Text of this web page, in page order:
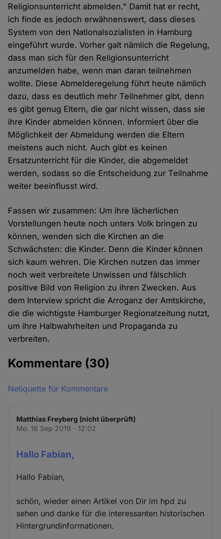
Religionsunterricht abmelden." Damit hat er recht,
ich finde es jedoch erwähnenswert, dass dieses
System von den Nationalsozialisten in Hamburg
eingeführt wurde. Vorher galt nämlich die Regelung,
dass man sich für den Religionsunterricht
anzumelden habe, wenn man daran teilnehmen
wollte. Diese Abmelderegelung führt heute nämlich
dazu, dass es deutlich mehr Teilnehmer gibt, denn
es gibt genug Eltern, die gar nicht wissen, dass sie
ihre Kinder abmelden können. Informiert über die
Möglichkeit der Abmeldung werden die Eltern
meistens auch nicht. Auch gibt es keinen
Ersatzunterricht für die Kinder, die abgemeldet
werden, sodass so die Entscheidung zur Teilnahme
weiter beeinflusst wird.
Fassen wir zusammen: Um ihre lächerlichen
Vorstellungen heute noch unters Volk bringen zu
können, wenden sich die Kirchen an die
Schwächsten: die Kinder. Denn die Kinder können
sich kaum wehren. Die Kirchen nutzen das immer
noch weit verbreitete Unwissen und fälschlich
positive Bild von Religion zu ihren Zwecken. Aus
dem Interview spricht die Arroganz der Amtskirche,
die die wichtigste Hamburger Regionalzeitung nutzt,
um ihre Halbwahrheiten und Propaganda zu
verbreiten.
Kommentare (30)
Netiquette für Kommentare
Matthias Freyberg (nicht überprüft)
Mo. 16 Sep 2019 - 12:02
Hallo Fabian,
Hallo Fabian,
schön, wieder einen Artikel von Dir im hpd zu
sehen und danke für die interessanten historischen
Hintergrundinformationen.